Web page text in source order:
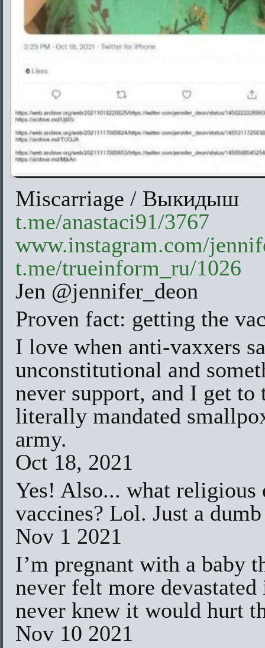
Miscarriage / Выкидыш
t.me/anastaci91/3767
www.instagram.com/
t.me/trueinform_ru/1026
Jen @jennifer_deon
Proven fact: getting the
I love when anti-vaxxers
unconstitutional and
never support, and I get
literally mandated
army.
Oct 18, 2021
Yes! Also... what religious
vaccines? Lol. Just a
Nov 1 2021
I’m pregnant with a baby
never felt more
never knew it would hurt
Nov 10 2021